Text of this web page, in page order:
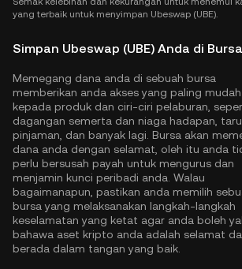
yang terbaik untuk menyimpan Ubeswap (UBE).
Simpan Ubeswap (UBE) Anda di Bursa
Memegang dana anda di sebuah bursa
memberikan anda akses yang paling mudah
kepada produk dan ciri-ciri pelaburan,
dagangan semerta dan niaga hadapan,
pinjaman, dan banyak lagi. Bursa akan
dana anda dengan selamat, oleh itu anda
perlu bersusah payah untuk mengurus dan
menjamin kunci peribadi anda. Walau
bagaimanapun, pastikan anda memilih
bursa yang melaksanakan langkah-langkah
keselamatan yang ketat agar anda boleh
bahawa aset kripto anda adalah selamat
berada dalam tangan yang baik.